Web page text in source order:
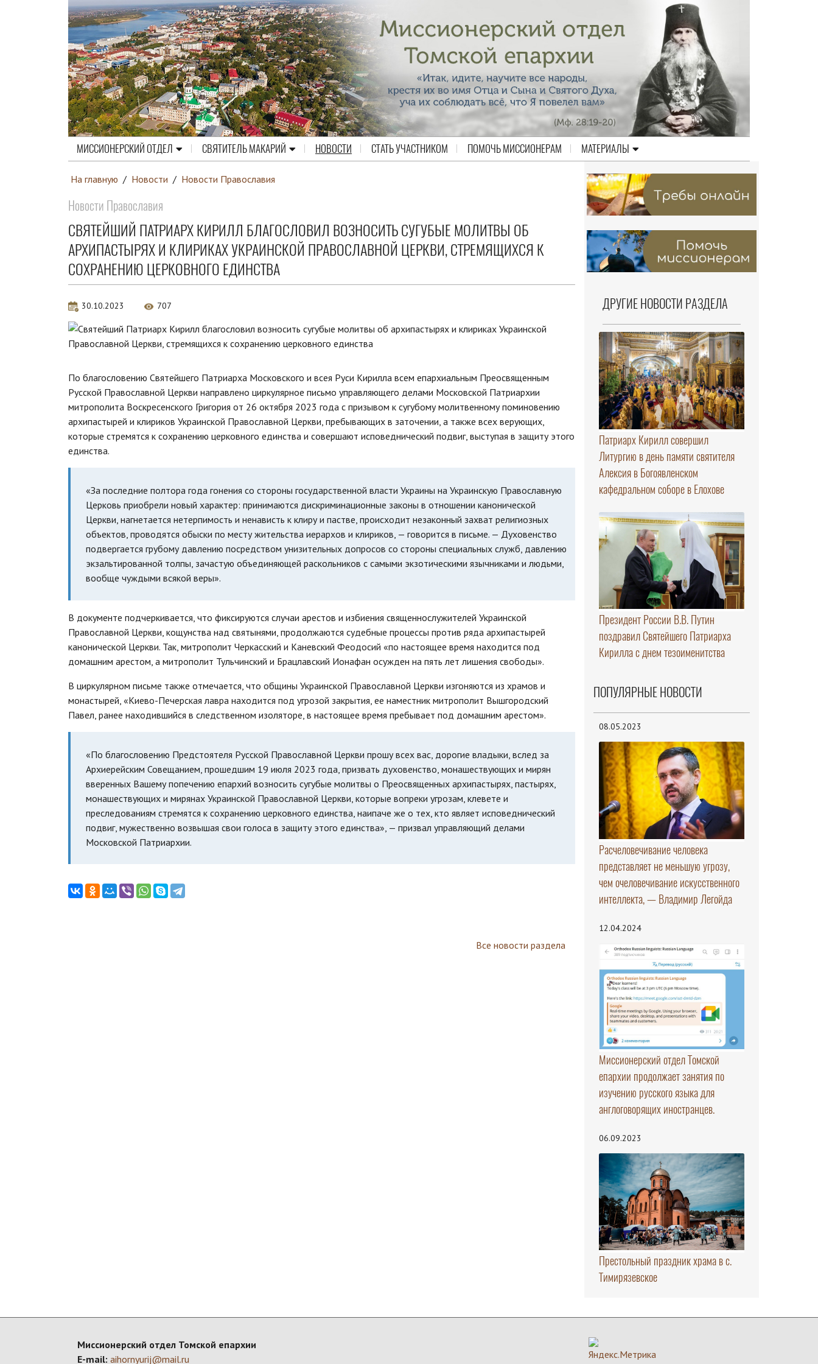
МИССИОНЕРСКИЙ ОТДЕЛ СВЯТИТЕЛЬ МАКАРИЙ НОВОСТИ СТАТЬ УЧАСТНИКОМ ПОМОЧЬ МИССИОНЕРАМ МАТЕРИАЛЫ
На главную / Новости / Новости Православия
Новости Православия
СВЯТЕЙШИЙ ПАТРИАРХ КИРИЛЛ БЛАГОСЛОВИЛ ВОЗНОСИТЬ СУГУБЫЕ МОЛИТВЫ ОБ
АРХИПАСТЫРЯХ И КЛИРИКАХ УКРАИНСКОЙ ПРАВОСЛАВНОЙ ЦЕРКВИ, СТРЕМЯЩИХСЯ К
СОХРАНЕНИЮ ЦЕРКОВНОГО ЕДИНСТВА
30.10.2023 707
По благословению Святейшего Патриарха Московского и всея Руси Кирилла всем епархиальным Преосвященным
Русской Православной Церкви направлено циркулярное письмо управляющего делами Московской Патриархии
митрополита Воскресенского Григория от 26 октября 2023 года с призывом к сугубому молитвенному поминовению
архипастырей и клириков Украинской Православной Церкви, пребывающих в заточении, а также всех верующих,
которые стремятся к сохранению церковного единства и совершают исповеднический подвиг, выступая в защиту этого
единства.
«За последние полтора года гонения со стороны государственной власти Украины на Украинскую Православную
Церковь приобрели новый характер: принимаются дискриминационные законы в отношении канонической
Церкви, нагнетается нетерпимость и ненависть к клиру и пастве, происходит незаконный захват религиозных
объектов, проводятся обыски по месту жительства иерархов и клириков, — говорится в письме. — Духовенство
подвергается грубому давлению посредством унизительных допросов со стороны специальных служб, давлению
экзальтированной толпы, зачастую объединяющей раскольников с самыми экзотическими язычниками и людьми,
вообще чуждыми всякой веры».
В документе подчеркивается, что фиксируются случаи арестов и избиения священнослужителей Украинской
Православной Церкви, кощунства над святынями, продолжаются судебные процессы против ряда архипастырей
канонической Церкви. Так, митрополит Черкасский и Каневский Феодосий «по настоящее время находится под
домашним арестом, а митрополит Тульчинский и Брацлавский Ионафан осужден на пять лет лишения свободы».
В циркулярном письме также отмечается, что общины Украинской Православной Церкви изгоняются из храмов и
монастырей, «Киево-Печерская лавра находится под угрозой закрытия, ее наместник митрополит Вышгородский
Павел, ранее находившийся в следственном изоляторе, в настоящее время пребывает под домашним арестом».
«По благословению Предстоятеля Русской Православной Церкви прошу всех вас, дорогие владыки, вслед за
Архиерейским Совещанием, прошедшим 19 июля 2023 года, призвать духовенство, монашествующих и мирян
вверенных Вашему попечению епархий возносить сугубые молитвы о Преосвященных архипастырях, пастырях,
монашествующих и мирянах Украинской Православной Церкви, которые вопреки угрозам, клевете и
преследованиям стремятся к сохранению церковного единства, наипаче же о тех, кто являет исповеднический
подвиг, мужественно возвышая свои голоса в защиту этого единства», — призвал управляющий делами
Московской Патриархии.
Все новости раздела
ДРУГИЕ НОВОСТИ РАЗДЕЛА
Патриарх Кирилл совершил
Литургию в день памяти святителя
Алексия в Богоявленском
кафедральном соборе в Елохове
Президент России В.В. Путин
поздравил Святейшего Патриарха
Кирилла с днем тезоименитства
ПОПУЛЯРНЫЕ НОВОСТИ
08.05.2023
Расчеловечивание человека
представляет не меньшую угрозу,
чем очеловечивание искусственного
интеллекта, — Владимир Легойда
12.04.2024
Миссионерский отдел Томской
епархии продолжает занятия по
изучению русского языка для
англоговорящих иностранцев.
06.09.2023
Престольный праздник храма в с.
Тимирязевское
Миссионерский отдел Томской епархии
E-mail: aihornyurij@mail.ru